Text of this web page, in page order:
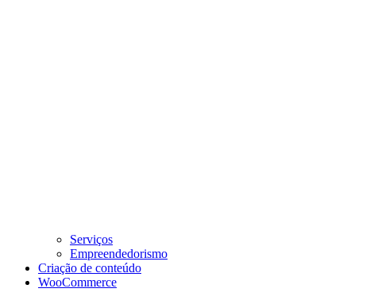
Serviços
Empreendedorismo
Criação de conteúdo
WooCommerce